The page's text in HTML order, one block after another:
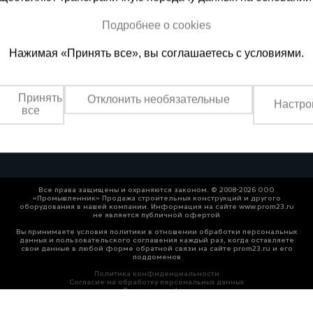
(800) 200-25-90
по России
+7 (861)
Пн-Пт: с 8:00 до
Все права защищены и охраняются законом. © 2008-2026 ООО
«Промышленник» Продажа строительных конструкций и другого
оборудования в нашей компании. Информация на сайте www.prom23.ru
не является публичной офертой
Вы принимаете условия политики в отношении обработки персональных
данных и пользовательского соглашения каждый раз, когда оставляете
свои данные в любой форме обратной связи на сайте prom23.ru и его
поддоменов
Политика конфиденциальности
Согласие на обработку персональных данных
Политика cookies
Подробнее о cookies
Нажимая «Принять все», вы соглашаетесь с условиями.
Принять
все
Отклонить необязательные